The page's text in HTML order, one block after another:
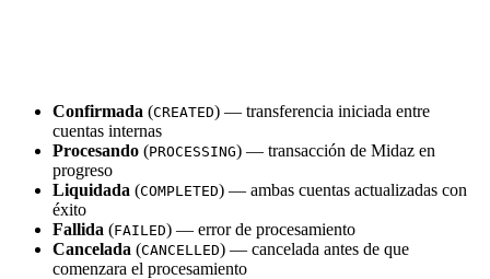
Confirmada (CREATED) — transferencia iniciada entre
cuentas internas
Procesando (PROCESSING) — transacción de Midaz en
progreso
Liquidada (COMPLETED) — ambas cuentas actualizadas con
éxito
Fallida (FAILED) — error de procesamiento
Cancelada (CANCELLED) — cancelada antes de que
comenzara el procesamiento